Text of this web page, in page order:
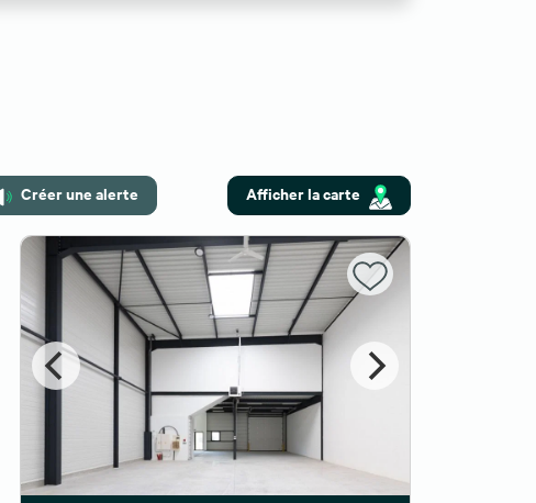
Créer une alerte Afficher la carte